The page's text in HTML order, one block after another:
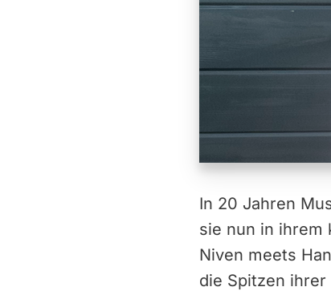
In 20 Jahren
sie nun in ihrem
Niven meets
die Spitzen ihrer